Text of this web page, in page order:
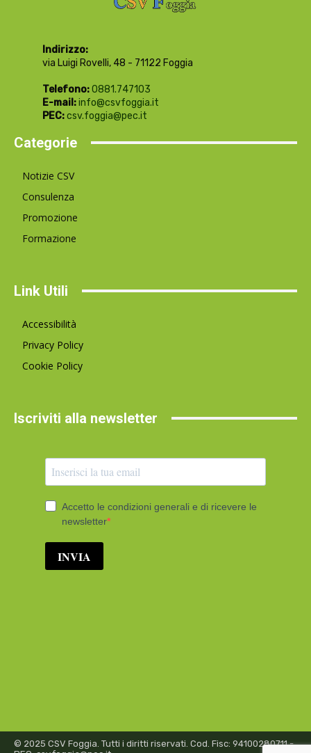
Indirizzo:
via Luigi Rovelli, 48 - 71122 Foggia
Telefono:0881.747103
E-mail:info@csvfoggia.it
PEC:csv.foggia@pec.it
Categorie
Notizie CSV
Consulenza
Promozione
Formazione
Link Utili
Accessibilità
Privacy Policy
Cookie Policy
Iscriviti alla newsletter
© 2025 CSV Foggia. Tutti i diritti riservati. Cod. Fisc: 94100280711 -